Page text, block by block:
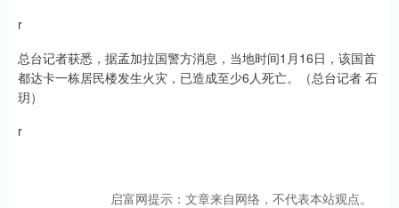
r
总台记者获悉，据孟加拉国警方消息，当地时间1月16日，该国首
都达卡一栋居民楼发生火灾，已造成至少6人死亡。（总台记者 石
玥）
r
启富网提示：文章来自网络，不代表本站观点。